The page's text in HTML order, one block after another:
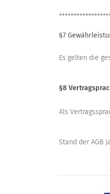
§7
Es gelten die
§8
Als
Stand der AGB